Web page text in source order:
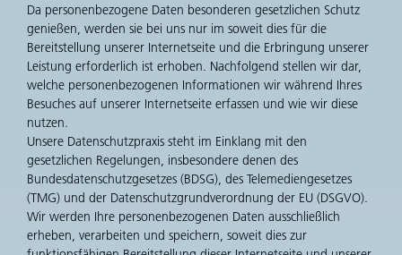
Da personenbezogene Daten besonderen gesetzlichen Schutz
genießen, werden sie bei uns nur im soweit dies für die
Bereitstellung unserer Internetseite und die Erbringung unserer
Leistung erforderlich ist erhoben. Nachfolgend stellen wir dar,
welche personenbezogenen Informationen wir während Ihres
Besuches auf unserer Internetseite erfassen und wie wir diese
nutzen.
Unsere Datenschutzpraxis steht im Einklang mit den
gesetzlichen Regelungen, insbesondere denen des
Bundesdatenschutzgesetzes (BDSG), des Telemediengesetzes
(TMG) und der Datenschutzgrundverordnung der EU (DSGVO).
Wir werden Ihre personenbezogenen Daten ausschließlich
erheben, verarbeiten und speichern, soweit dies zur